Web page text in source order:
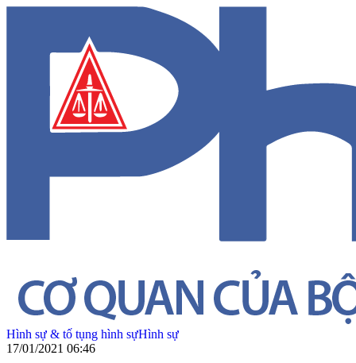
Hình sự & tố tụng hình sựHình sự
17/01/2021 06:46